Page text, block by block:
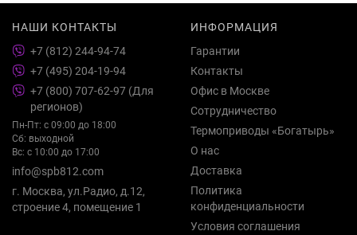
НАШИ КОНТАКТЫ
+7 (812) 244-94-74
+7 (495) 204-19-94
+7 (800) 707-62-97 (Для
регионов)
Пн-Пт: с 09:00 до 18:00
Сб: выходной
Вс: с 10:00 до 17:00
info@spb812.com
г. Москва, ул.Радио, д.12,
строение 4, помещение 1
ИНФОРМАЦИЯ
Гарантии
Контакты
Офис в Москве
Сотрудничество
Термоприводы «Богатырь»
О нас
Доставка
Политика
конфиденциальности
Условия соглашения